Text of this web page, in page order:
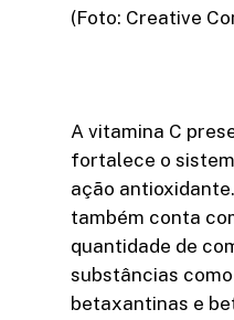
(Foto: Creative
A vitamina C
fortalece o
ação
também conta
quantidade de
substâncias
betaxantinas e